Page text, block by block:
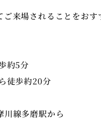
来場されることをおす
約5分
徒歩約20分
線多磨駅から